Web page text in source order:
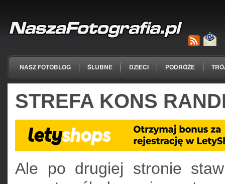
NASZ FOTOBLOG ŚLUBNE DZIECI PODRÓŻE
STREFA KONS
Ale po drugiej stronie